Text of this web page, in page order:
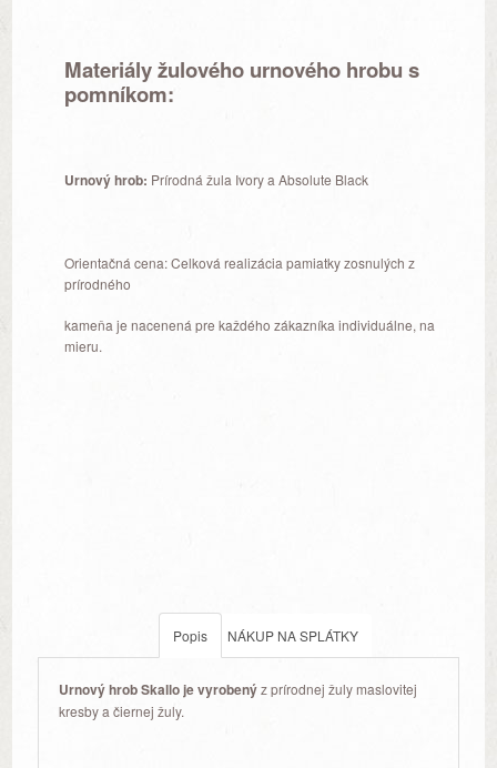
Materiály žulového urnového hrobu s
pomníkom:
Urnový hrob: Prírodná žula Ivory a Absolute Black
Orientačná cena: Celková realizácia pamiatky zosnulých z
prírodného
kameňa je nacenená pre každého zákazníka individuálne, na
mieru.
Popis NÁKUP NA SPLÁTKY
Urnový hrob Skallo je vyrobenýz prírodnej žuly maslovitej
kresby a čiernej žuly.